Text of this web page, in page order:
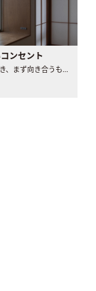
ンセント
現場が始まるとき、まず向き合うものの一つがコンセントです..